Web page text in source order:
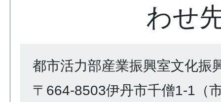
わせ
都市活力部産業振興室文化振
〒664-8503伊丹市千僧1-1（